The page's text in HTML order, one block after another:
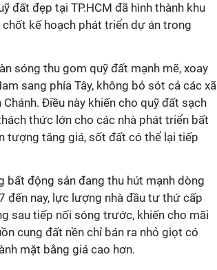
đất đẹp tại TP.HCM đã hình thành khu
kế hoạch phát triển dự án trong
sóng thu gom quỹ đất mạnh mẽ, xoay
sang phía Tây, không bỏ sót cả các xã
Chánh. Điều này khiến cho quỹ đất sạch
thức lớn cho các nhà phát triển bất
tượng tăng giá, sốt đất có thể lại tiếp
động sản đang thu hút mạnh dòng
đến nay, lực lượng nhà đầu tư thứ cấp
sau tiếp nối sóng trước, khiến cho mãi
cung đất nền chỉ bán ra nhỏ giọt có
mặt bằng giá cao hơn.